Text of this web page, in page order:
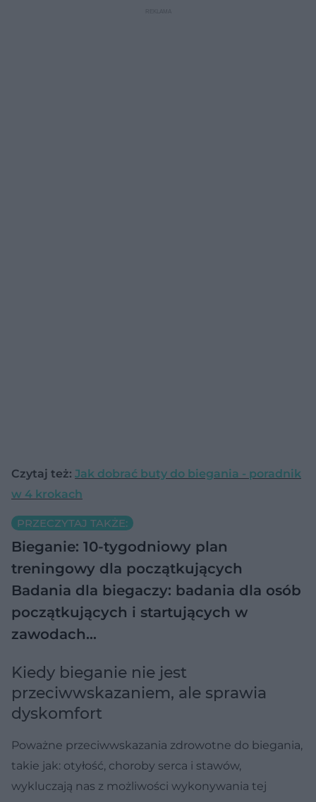
Czytaj też: Jak dobrać buty do biegania - poradnik
w 4 krokach
PRZECZYTAJ TAKŻE:
Bieganie: 10-tygodniowy plan
treningowy dla początkujących
Badania dla biegaczy: badania dla osób
początkujących i startujących w
zawodach…
Kiedy bieganie nie jest
przeciwwskazaniem, ale sprawia
dyskomfort
Poważne przeciwwskazania zdrowotne do biegania,
takie jak: otyłość, choroby serca i stawów,
wykluczają nas z możliwości wykonywania tej